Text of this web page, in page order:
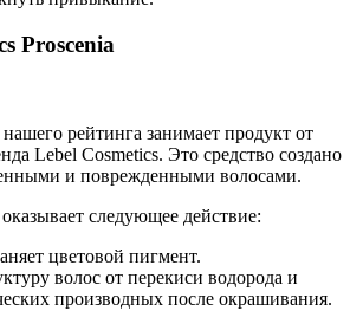
Proscenia
рейтинга занимает продукт от
Lebel Cosmetics. Это средство создано
и поврежденными волосами.
следующее действие:
цветовой пигмент.
волос от перекиси водорода и
производных после окрашивания.